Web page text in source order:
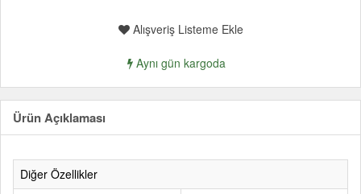
Alışveriş Listeme Ekle
Aynı gün kargoda
Ürün Açıklaması
Diğer Özellikler